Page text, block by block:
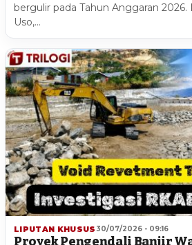
bergulir pada Tahun Anggaran
Uso,…
LIPUTAN KHUSUS 30/07/2026 - 09:16
Proyek Pengendali Banjir